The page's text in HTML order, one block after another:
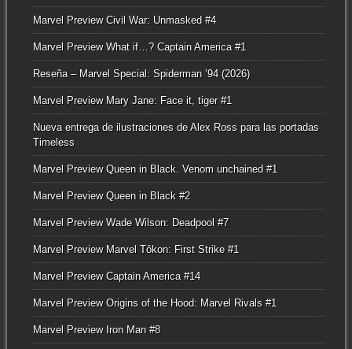
Marvel Preview Civil War: Unmasked #4
Marvel Preview What if…? Captain America #1
Reseña – Marvel Special: Spiderman ’94 (2026)
Marvel Preview Mary Jane: Face it, tiger #1
Nueva entrega de ilustraciones de Alex Ross para las portadas
Timeless
Marvel Preview Queen in Black. Venom unchained #1
Marvel Preview Queen in Black #2
Marvel Preview Wade Wilson: Deadpool #7
Marvel Preview Marvel Tôkon: First Strike #1
Marvel Preview Captain America #14
Marvel Preview Origins of the Hood: Marvel Rivals #1
Marvel Preview Iron Man #8